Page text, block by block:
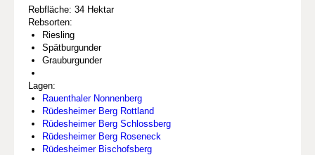
Rebfläche: 34 Hektar
Rebsorten:
Riesling
Spätburgunder
Grauburgunder
Lagen:
Rauenthaler Nonnenberg
Rüdesheimer Berg Rottland
Rüdesheimer Berg Schlossberg
Rüdesheimer Berg Roseneck
Rüdesheimer Bischofsberg